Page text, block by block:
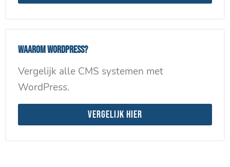
Waarom WordPress?
Vergelijk alle CMS systemen met
WordPress.
Vergelijk hier